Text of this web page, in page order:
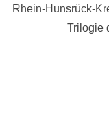
Rhein-Hunsrück-
Trilogie